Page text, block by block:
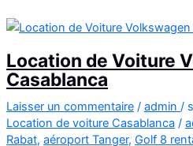
chère
Casablanca
Location de Voiture
Casablanca
Laisser un commentaire / admin /
Location de voiture Casablanca /
Rabat, aéroport Tanger, Golf 8